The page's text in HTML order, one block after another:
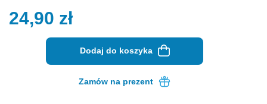
24,90 zł
Dodaj do koszyka
Zamów na prezent